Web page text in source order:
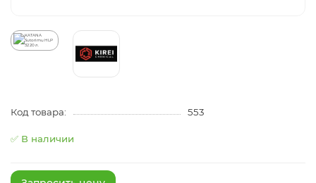
Код товара: 553
✅ В наличии